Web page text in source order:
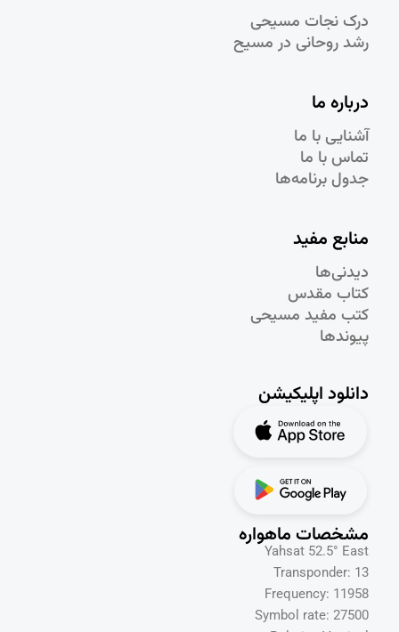
درک نجات مسيحی
رشد روحانی در مسيح
درباره ما
آشنایی با ما
تماس با ما
جدول برنامه‌ها
منابع مفید
دیدنی‌ها
کتاب مقدس
کتب مفید مسیحی
پیوندها
دانلود اپلیکیشن
مشخصات ماهواره
Yahsat 52.5° East
Transponder: 13
Frequency: 11958
Symbol rate: 27500